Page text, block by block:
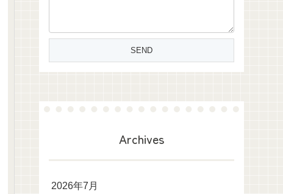
Archives
2026年7月